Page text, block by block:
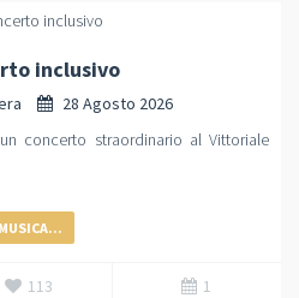
inclusivo
28 Agosto 2026
concerto straordinario al Vittoriale
MUSICA...
113 1